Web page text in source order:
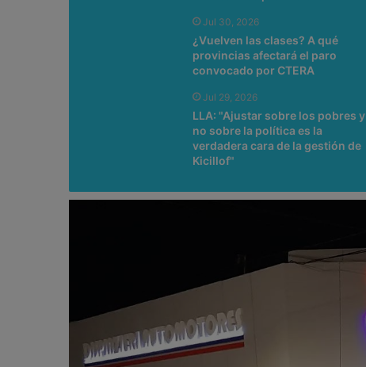
Jul 30, 2026
¿Vuelven las clases? A qué
provincias afectará el paro
convocado por CTERA
Jul 29, 2026
LLA: "Ajustar sobre los pobres y
no sobre la política es la
verdadera cara de la gestión de
Kicillof"